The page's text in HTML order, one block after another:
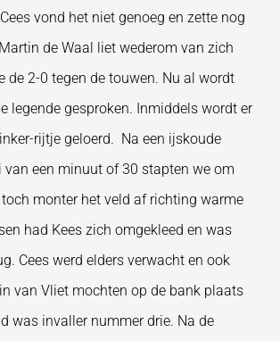
vond het niet genoeg en zette nog
de Waal liet wederom van zich
de 2-0 tegen de touwen. Nu al wordt
legende gesproken. Inmiddels wordt er
rijtje geloerd. Na een ijskoude
van een minuut of 30 stapten we om
monter het veld af richting warme
had Kees zich omgekleed en was
Cees werd elders verwacht en ook
van Vliet mochten op de bank plaats
was invaller nummer drie. Na de